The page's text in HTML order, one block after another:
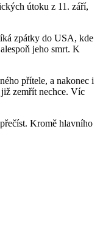
útoku z 11. září,
zpátky do USA, kde
jeho smrt. K
přítele, a nakonec i
zemřít nechce. Víc
Kromě hlavního